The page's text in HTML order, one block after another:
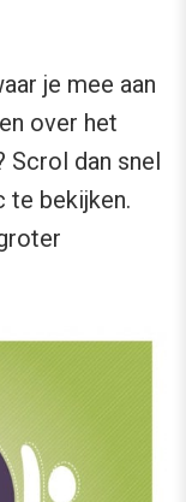
je mee aan
over het
Scrol dan snel
te bekijken.